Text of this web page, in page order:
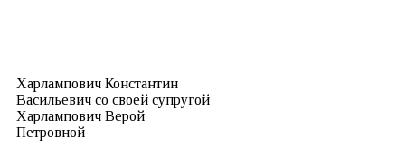
Харлампович Константин
Васильевич со своей супругой
Харлампович Верой
Петровной